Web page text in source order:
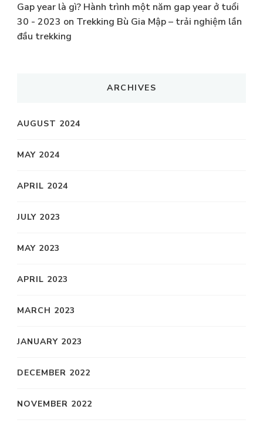
Gap year là gì? Hành trình một năm gap year ở tuổi
30 - 2023 on Trekking Bù Gia Mập – trải nghiệm lần
đầu trekking
ARCHIVES
AUGUST 2024
MAY 2024
APRIL 2024
JULY 2023
MAY 2023
APRIL 2023
MARCH 2023
JANUARY 2023
DECEMBER 2022
NOVEMBER 2022